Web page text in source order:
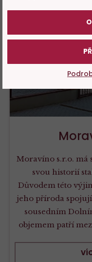
Moravíno s.r.o. má
svou historií
Důvodem této
jeho příroda
sousedním
objemem patří